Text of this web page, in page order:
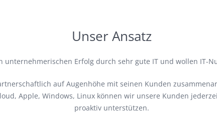
Unser Ansatz
unternehmerischen Erfolg durch sehr gute IT und wollen IT-
auf Augenhöhe mit seinen Kunden
Apple, Windows, Linux können wir unsere Kunden
proaktiv unterstützen.